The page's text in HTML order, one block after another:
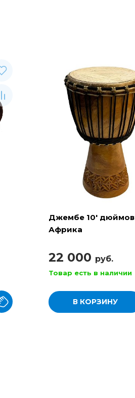
Джембе 10' дюймов
Африка
22 000 руб.
Товар есть в наличии
В КОРЗИНУ